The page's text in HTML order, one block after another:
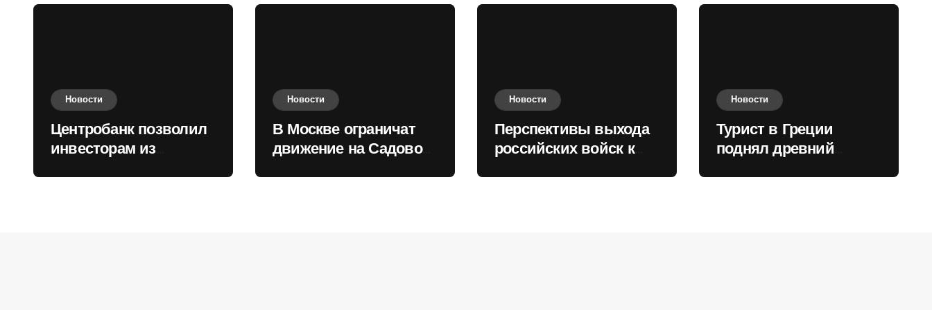
Новости
Центробанк позволил
инвесторам из
Новости
В Москве ограничат
движение на Садовом
Новости
Перспективы выхода
российских войск к
Новости
Турист в Греции
поднял древний